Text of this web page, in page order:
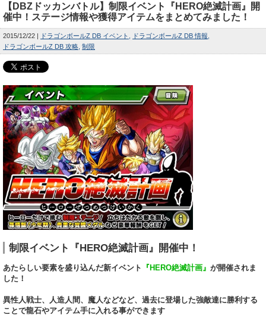
【DBZドッカンバトル】制限イベント『HERO絶滅計画』開
催中！ステージ情報や獲得アイテムをまとめてみました！
2015/12/22 ドラゴンボールZ DB イベント
ドラゴンボールZ DB 情報
ドラゴンボールZ DB 攻略 制限
制限イベント『HERO絶滅計画』開催中！
あたらしい要素を盛り込んだ新イベント 『HERO絶滅計画』 が開催されま
した！
異性人戦士、人造人間、魔人などなど、過去に登場した強敵達に勝利する
ことで龍石やアイテム手に入れる事ができます